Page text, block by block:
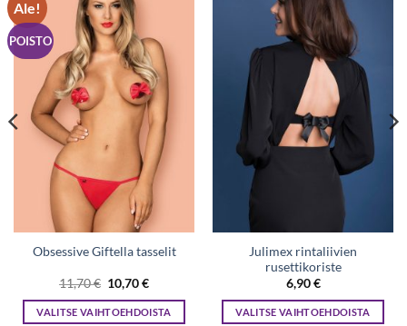
Ale!
POISTO
toivelistaan
Obsessive Giftella tasselit
11,70€ Alkuperäinen
hinta
oli:
11,70 €.
10,70€Nykyinen
on:
10,70 €.
VALITSE VAIHTOEHDOISTA
Lisää
toivelistaan
Julimex rintaliivien
rusettikoriste
6,90€
VALITSE VAIHTOEHDOISTA